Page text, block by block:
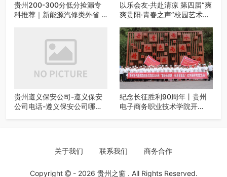
贵州200-300分低分捡漏专
科推荐｜新能源汽修类外省 5
以乐会友·共赴清凉 第四届“爽
爽贵阳·青春之声”校园艺术交
贵州遵义保安公司-遵义保安
公司电话-遵义保安公司哪家
纪念长征胜利90周年丨贵州
电子商务职业技术学院开
关于我们 联系我们 商务合作
Copyright - 2026 贵州之窗 . All Rights Reserved.